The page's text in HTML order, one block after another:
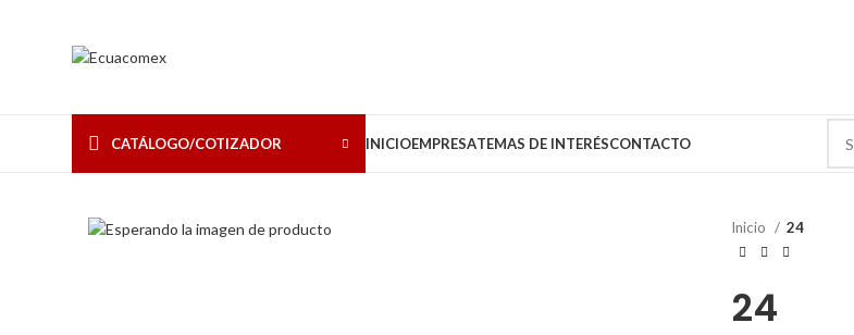
CATÁLOGO/COTIZADOR INICIOEMPRESATEMAS DE INTERÉSCONTACTO
Inicio 24
24